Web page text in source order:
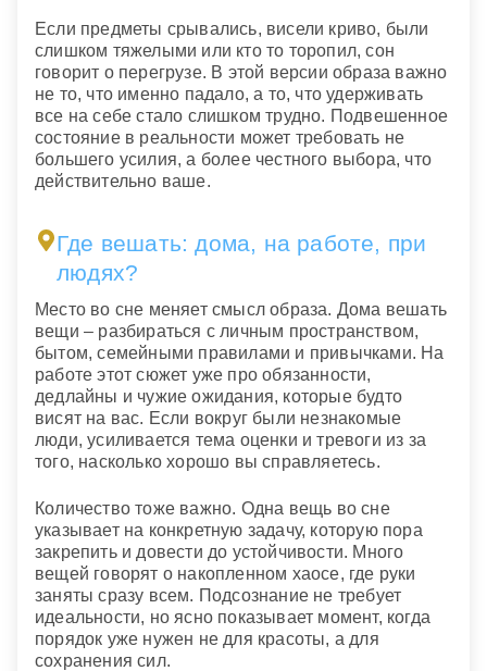
Если предметы срывались, висели криво, были
слишком тяжелыми или кто то торопил, сон
говорит о перегрузе. В этой версии образа важно
не то, что именно падало, а то, что удерживать
все на себе стало слишком трудно. Подвешенное
состояние в реальности может требовать не
большего усилия, а более честного выбора, что
действительно ваше.
Где вешать: дома, на работе, при
людях?
Место во сне меняет смысл образа. Дома вешать
вещи – разбираться с личным пространством,
бытом, семейными правилами и привычками. На
работе этот сюжет уже про обязанности,
дедлайны и чужие ожидания, которые будто
висят на вас. Если вокруг были незнакомые
люди, усиливается тема оценки и тревоги из за
того, насколько хорошо вы справляетесь.
Количество тоже важно. Одна вещь во сне
указывает на конкретную задачу, которую пора
закрепить и довести до устойчивости. Много
вещей говорят о накопленном хаосе, где руки
заняты сразу всем. Подсознание не требует
идеальности, но ясно показывает момент, когда
порядок уже нужен не для красоты, а для
сохранения сил.